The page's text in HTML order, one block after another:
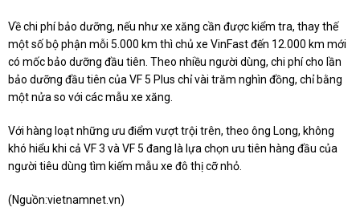
Về chi phí bảo dưỡng, nếu như xe xăng cần được kiểm tra, thay thế
một số bộ phận mỗi 5.000 km thì chủ xe VinFast đến 12.000 km mới
có mốc bảo dưỡng đầu tiên. Theo nhiều người dùng, chi phí cho lần
bảo dưỡng đầu tiên của VF 5 Plus chỉ vài trăm nghìn đồng, chỉ bằng
một nửa so với các mẫu xe xăng.
Với hàng loạt những ưu điểm vượt trội trên, theo ông Long, không
khó hiểu khi cả VF 3 và VF 5 đang là lựa chọn ưu tiên hàng đầu của
người tiêu dùng tìm kiếm mẫu xe đô thị cỡ nhỏ.
(Nguồn:vietnamnet.vn)